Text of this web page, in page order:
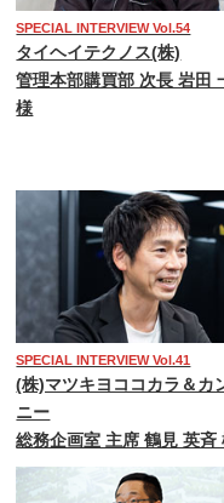
SPECIAL INTERVIEW Vol.54
タイヘイテクノス(株)
管理本部購買部 次長 岩田
様
SPECIAL INTERVIEW Vol.41
(株)マツキヨココカラ＆カ
ニー
総務企画室 主席 鶴見 英斉